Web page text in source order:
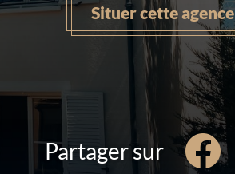
Situer cette agence
Partager sur